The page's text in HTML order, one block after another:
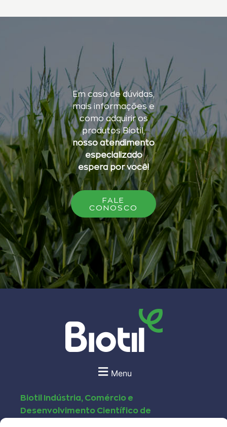
Em caso de dúvidas,
mais informações e
como adquirir os
produtos Biotil,
nosso atendimento
especializado
espera por você!
FALE
CONOSCO
Menu
Biotil Indústria, Comércio e
Desenvolvimento Científico de